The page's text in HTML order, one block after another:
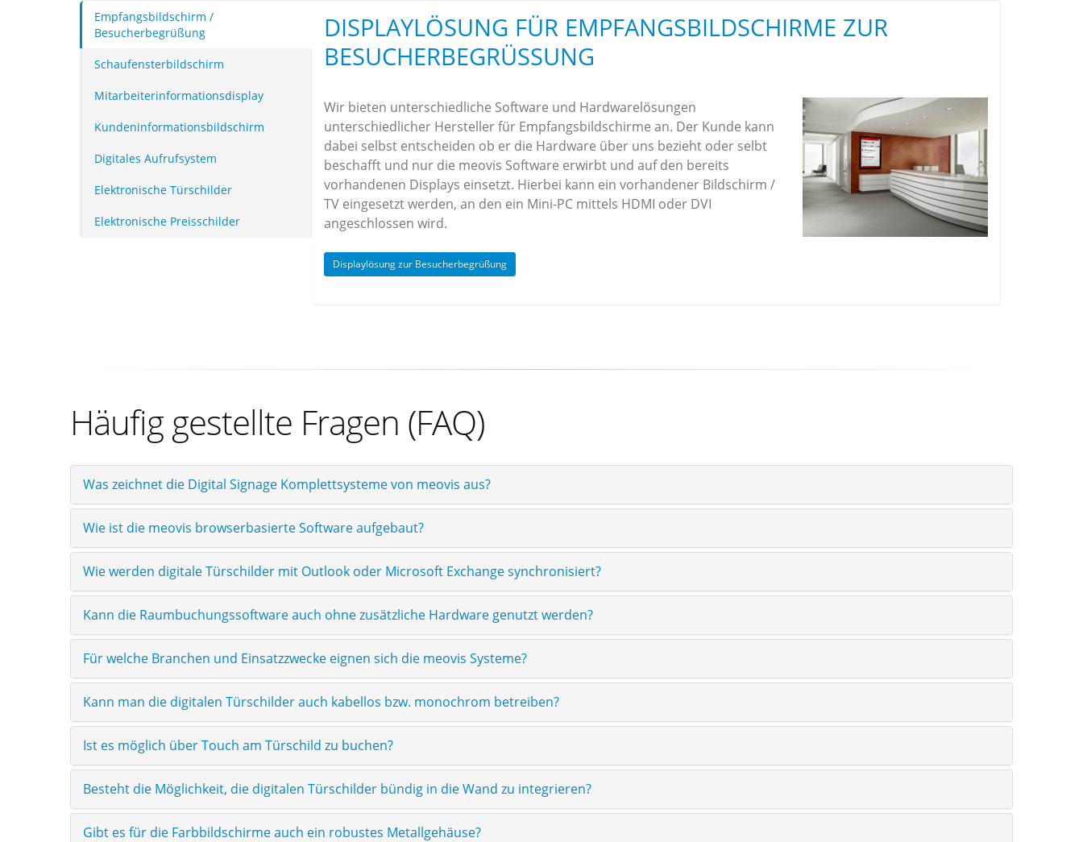
Empfangsbildschirm /
Besucherbegrüßung
Schaufensterbildschirm
Mitarbeiterinformationsdisplay
Kundeninformationsbildschirm
Digitales Aufrufsystem
Elektronische Türschilder
Elektronische Preisschilder
DISPLAYLÖSUNG FÜR EMPFANGSBILDSCHIRME ZUR
BESUCHERBEGRÜSSUNG
Wir bieten unterschiedliche Software und Hardwarelösungen
unterschiedlicher Hersteller für Empfangsbildschirme an. Der Kunde kann
dabei selbst entscheiden ob er die Hardware über uns bezieht oder selbt
beschafft und nur die meovis Software erwirbt und auf den bereits
vorhandenen Displays einsetzt. Hierbei kann ein vorhandener Bildschirm /
TV eingesetzt werden, an den ein Mini-PC mittels HDMI oder DVI
angeschlossen wird.
Displaylösung zur Besucherbegrüßung
Häufig gestellte Fragen (FAQ)
Was zeichnet die Digital Signage Komplettsysteme von meovis aus?
Wie ist die meovis browserbasierte Software aufgebaut?
Wie werden digitale Türschilder mit Outlook oder Microsoft Exchange synchronisiert?
Kann die Raumbuchungssoftware auch ohne zusätzliche Hardware genutzt werden?
Für welche Branchen und Einsatzzwecke eignen sich die meovis Systeme?
Kann man die digitalen Türschilder auch kabellos bzw. monochrom betreiben?
Ist es möglich über Touch am Türschild zu buchen?
Besteht die Möglichkeit, die digitalen Türschilder bündig in die Wand zu integrieren?
Gibt es für die Farbbildschirme auch ein robustes Metallgehäuse?